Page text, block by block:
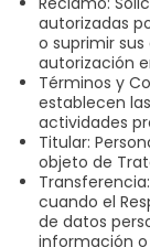
autorizadas
o suprimir
autorización
Términos y
establecen
actividades
Titular:
objeto de
cuando el
de datos
información o